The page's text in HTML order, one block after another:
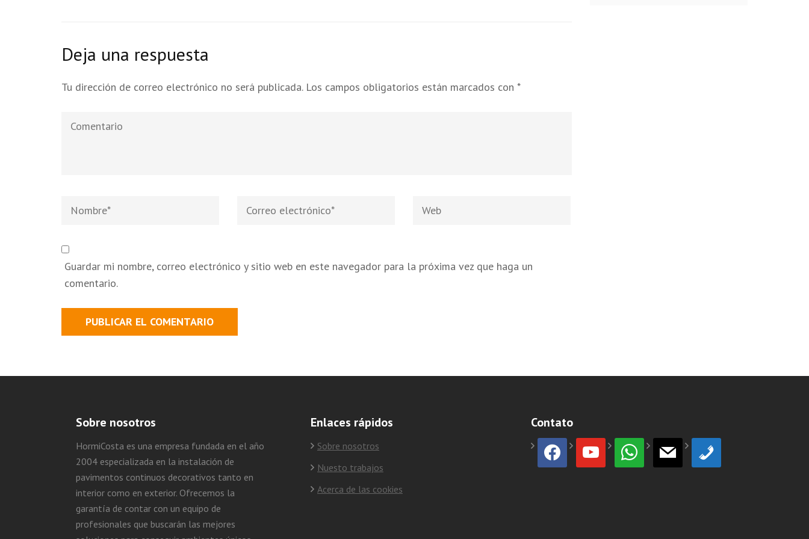
Deja una respuesta
Tu dirección de correo electrónico no será publicada. Los campos obligatorios están marcados con *
Comentario
Nombre
Correo
Web
Guardar mi nombre, correo electrónico y sitio web en este navegador para la próxima vez que haga un
comentario.
Sobre nosotros
HormiCosta es una empresa fundada en el año
2004 especializada en la instalación de
pavimentos continuos decorativos tanto en
interior como en exterior. Ofrecemos la
garantía de contar con un equipo de
profesionales que buscarán las mejores
Enlaces rápidos
Sobre nosotros
Nuesto trabajos
Acerca de las cookies
Contato
facebook youtube whatsapp mail phone